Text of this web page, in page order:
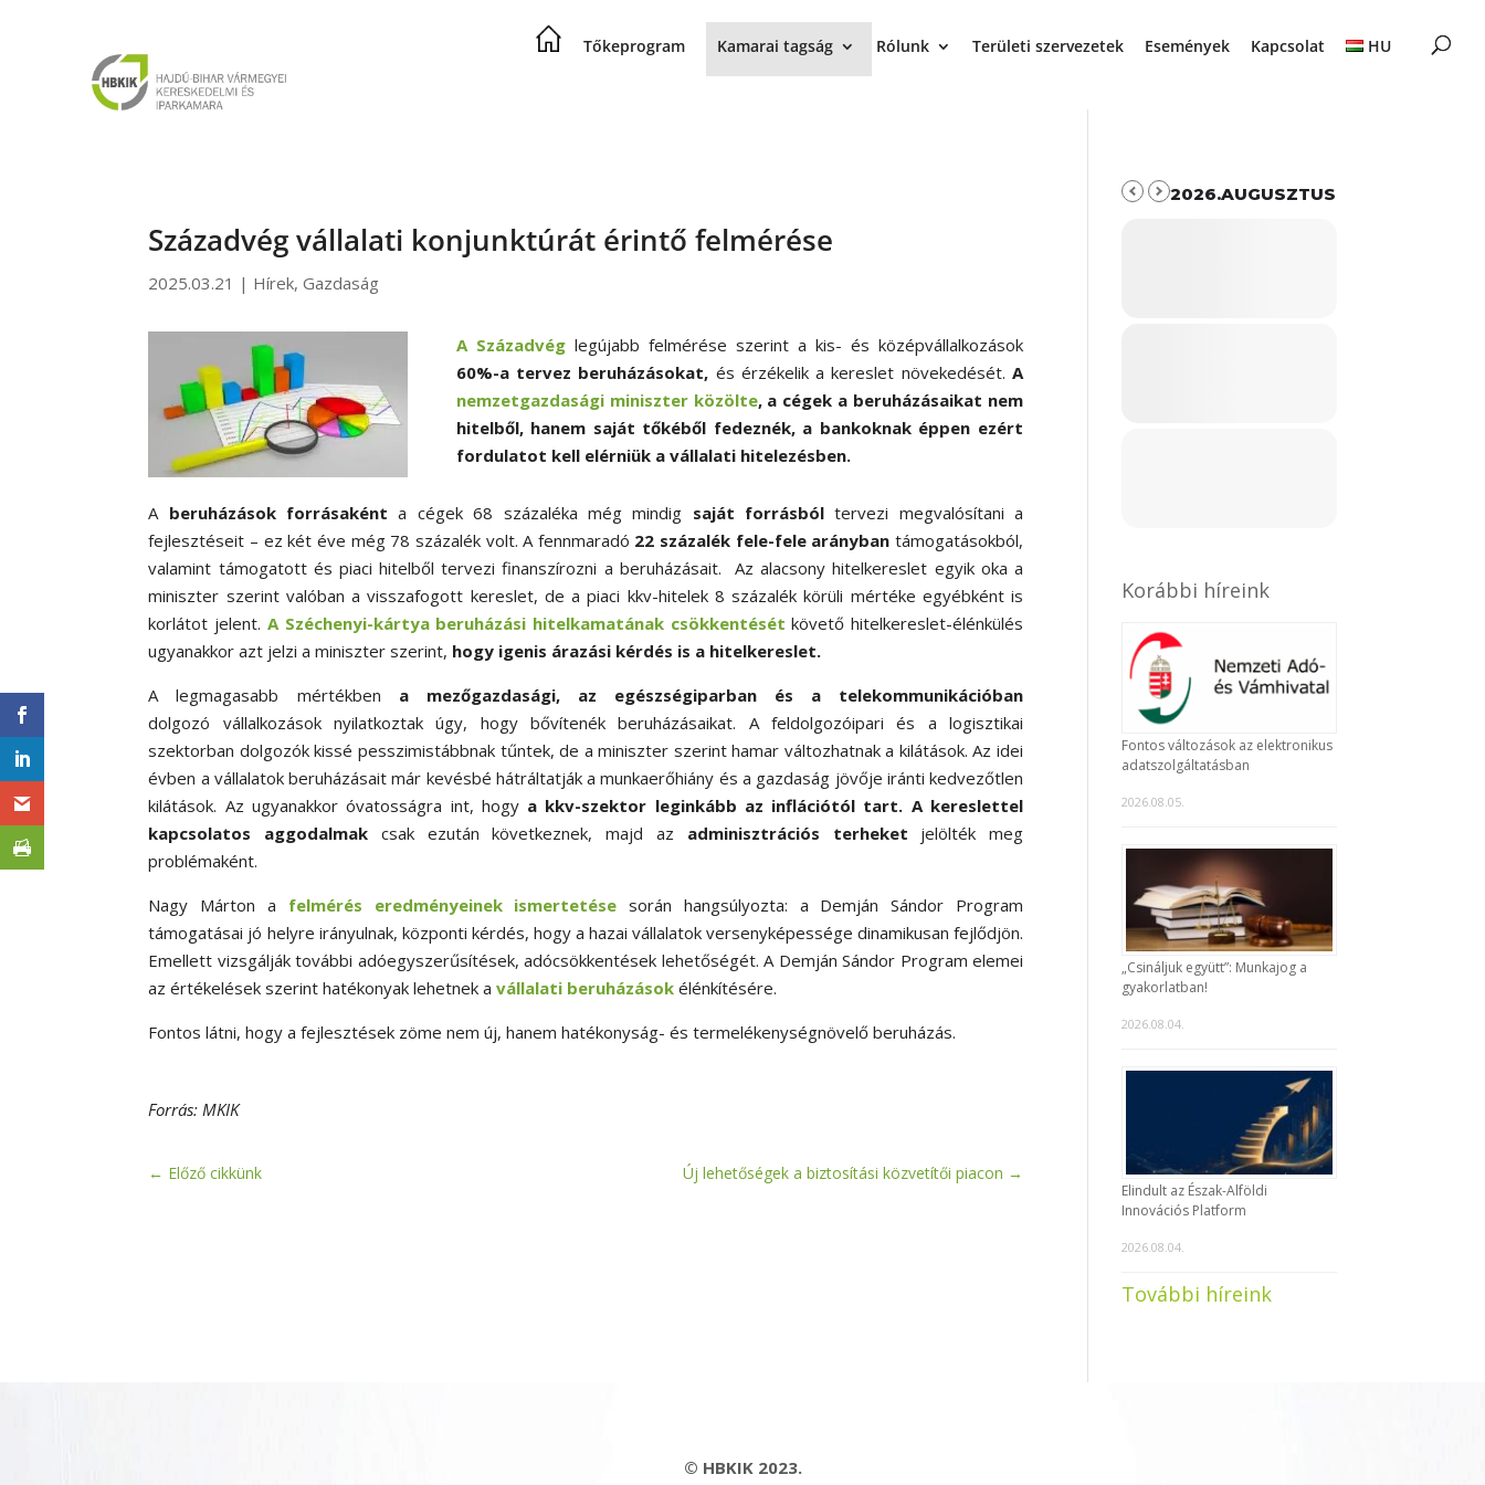
Tőkeprogram Kamarai tagság Rólunk Területi szervezetek Események Kapcsolat HU
Századvég vállalati konjunktúrát érintő felmérése
2025.03.21 | Hírek,Gazdaság
A Századvéglegújabb felmérése szerint a kis- és középvállalkozások
60%-a tervez beruházásokat, és érzékelik a kereslet növekedését.A
nemzetgazdasági miniszter közölte, a cégek a beruházásaikat nem
hitelből, hanem saját tőkéből fedeznék, a bankoknak éppen ezért
fordulatot kell elérniük a vállalati hitelezésben.
A beruházások forrásaként a cégek 68 százaléka még mindig saját forrásbóltervezi megvalósítani a
fejlesztéseit – ez két éve még 78 százalék volt. A fennmaradó 22 százalék fele-fele arányban támogatásokból,
valamint támogatott és piaci hitelből tervezi finanszírozni a beruházásait. Az alacsony hitelkereslet egyik oka a
miniszter szerint valóban a visszafogott kereslet, de a piaci kkv-hitelek 8 százalék körüli mértéke egyébként is
korlátot jelent. A Széchenyi-kártya beruházási hitelkamatának csökkentését követő hitelkereslet-élénkülés
ugyanakkor azt jelzi a miniszter szerint, hogy igenis árazási kérdés is a hitelkereslet.
A legmagasabb mértékben a mezőgazdasági, az egészségiparban és a telekommunikációban
dolgozó vállalkozások nyilatkoztak úgy, hogy bővítenék beruházásaikat. A feldolgozóipari és a logisztikai
szektorban dolgozók kissé pesszimistábbnak tűntek, de a miniszter szerint hamar változhatnak a kilátások. Az idei
évben a vállalatok beruházásait már kevésbé hátráltatják a munkaerőhiány és a gazdaság jövője iránti kedvezőtlen
kilátások. Az ugyanakkor óvatosságra int, hogy a kkv-szektor leginkább az inflációtól tart. A kereslettel
kapcsolatos aggodalmak csak ezután következnek, majd az adminisztrációs terheket jelölték meg
problémaként.
Nagy Márton a felmérés eredményeinek ismertetése során hangsúlyozta: a Demján Sándor Program
támogatásai jó helyre irányulnak, központi kérdés, hogy a hazai vállalatok versenyképessége dinamikusan fejlődjön.
Emellett vizsgálják további adóegyszerűsítések, adócsökkentések lehetőségét. A Demján Sándor Program elemei
az értékelések szerint hatékonyak lehetnek avállalati beruházások élénkítésére.
Fontos látni, hogy a fejlesztések zöme nem új, hanem hatékonyság- és termelékenységnövelő beruházás.
Forrás: MKIK
← Előző cikkünk Új lehetőségek a biztosítási közvetítői piacon →
2026.AUGUSZTUS
Korábbi híreink
Fontos változások az elektronikus
adatszolgáltatásban
2026.08.05.
„Csináljuk együtt”: Munkajog a
gyakorlatban!
2026.08.04.
Elindult az Észak-Alföldi
Innovációs Platform
2026.08.04.
További híreink
© HBKIK 2023.